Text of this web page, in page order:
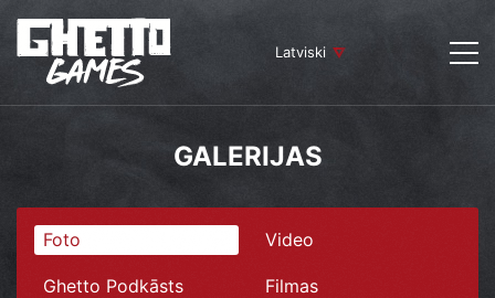
Latviski
GALERIJAS
Foto Video
Ghetto Podkāsts Filmas